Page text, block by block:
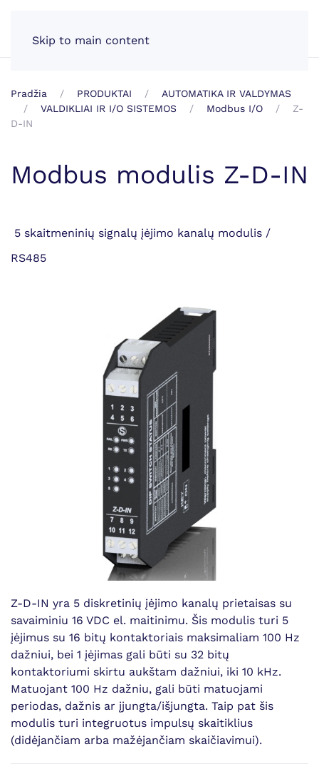
Skip to main content
Pradžia PRODUKTAI
AUTOMATIKA IR VALDYMAS
VALDIKLIAI IR I/O SISTEMOS
Modbus I/O
Z-
D-IN
Modbus modulis Z-D-IN
5 skaitmeninių signalų įėjimo kanalų modulis /
RS485
Z-D-IN yra 5 diskretinių įėjimo kanalų prietaisas su
savaiminiu 16 VDC el. maitinimu. Šis modulis turi 5
įėjimus su 16 bitų kontaktoriais maksimaliam 100 Hz
dažniui, bei 1 įėjimas gali būti su 32 bitų
kontaktoriumi skirtu aukštam dažniui, iki 10 kHz.
Matuojant 100 Hz dažniu, gali būti matuojami
periodas, dažnis ar įjungta/išjungta. Taip pat šis
modulis turi integruotus impulsų skaitiklius
(didėjančiam arba mažėjančiam skaičiavimui).